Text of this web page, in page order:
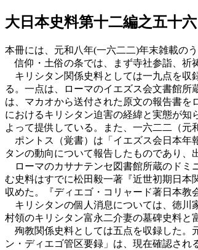
大日本史料第十二編之五十六
本冊には、元和八年(一六二二)年末雑載の
信仰・土俗の条では、まず寺社参詣、祈
キリシタン関係史料としては一九点を収
る。一点は、ローマのイエズス会文書館
は、マカオから送付された原文の報告書
におけるキリシタン迫害の経緯と実態が
よって提供している。また、一六二二（元
ポントス（覚書）は「イエズス会日本年
タンの動向について報告したものであり、
ローマのカサナテンセ図書館所蔵のドミ
む史料はすでに松田毅一著『近世初期日本
収めた。『ディエゴ・コリャード著日本教
キリシタンの個人消息については、徳川
村領のキリシタン富永二介妻の墓碑史料と
殉教関係史料としては五点を収録した。
ン・ディエゴ管区要録」は、現在確認さ